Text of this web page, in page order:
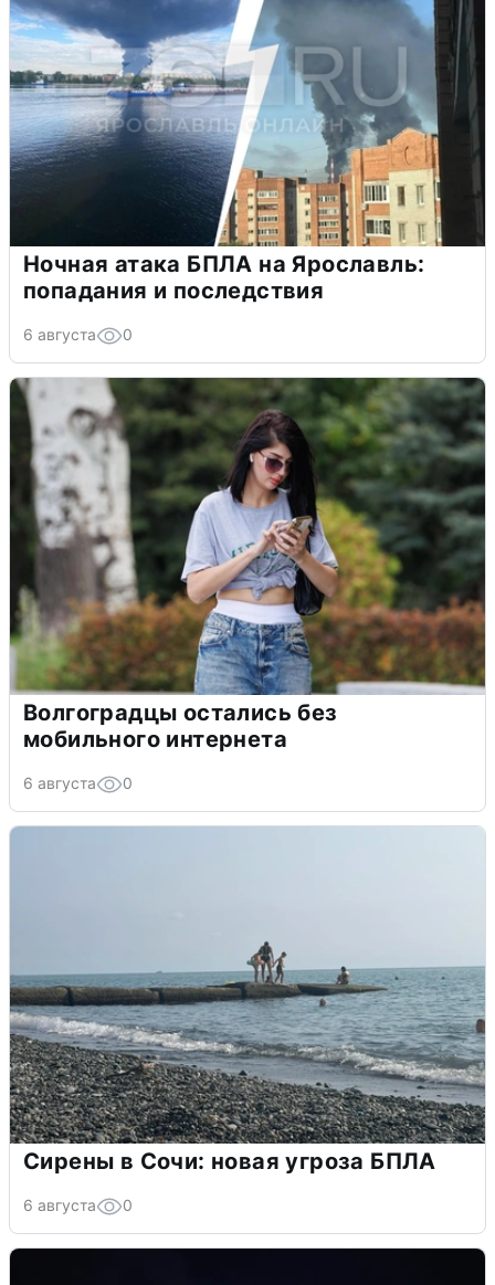
Ночная атака БПЛА на Ярославль:
попадания и последствия
6 августа 0
Волгоградцы остались без
мобильного интернета
6 августа 0
Сирены в Сочи: новая угроза БПЛА
6 августа 0